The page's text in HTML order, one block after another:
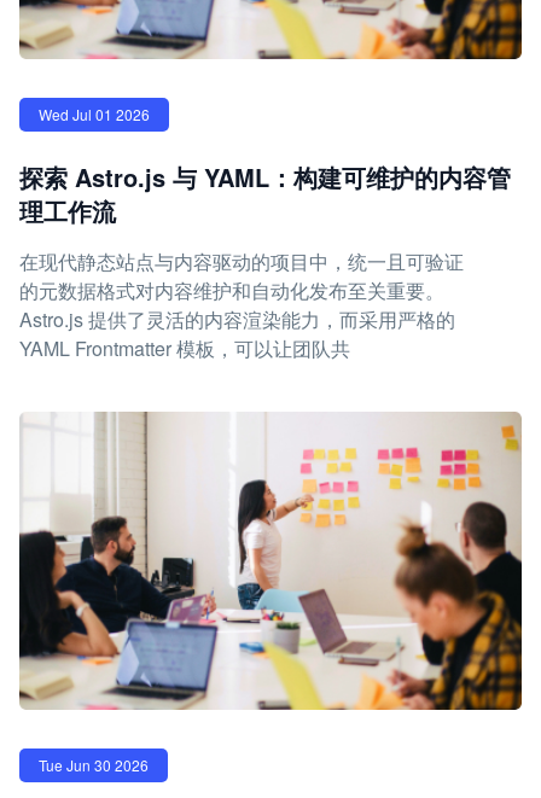
Wed Jul 01 2026
探索 Astro.js 与 YAML：构建可维护的内容管
理工作流
在现代静态站点与内容驱动的项目中，统一且可验证
的元数据格式对内容维护和自动化发布至关重要。
Astro.js 提供了灵活的内容渲染能力，而采用严格的
YAML Frontmatter 模板，可以让团队共
Tue Jun 30 2026